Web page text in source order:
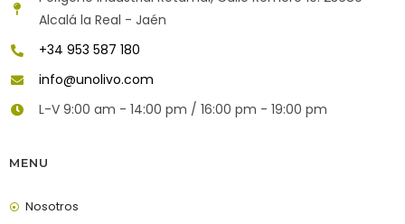
Alcalá la Real - Jaén
+34 953 587 180
info@unolivo.com
L-V 9:00 am - 14:00 pm / 16:00 pm - 19:00 pm
MENU
Nosotros